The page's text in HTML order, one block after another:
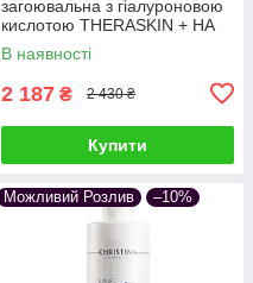
загоювальна з гіалуроновою
кислотою THERASKIN + HA
LINE REPAIR HYDRA
CHRISTINA 30 мл
В наявності
2 187 ₴ 2 430 ₴
Купити
Можливий Розлив –10%